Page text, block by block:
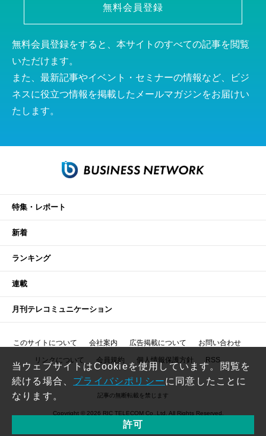
無料会員登録
無料会員登録をすると、本サイトのすべての記事を閲覧
いただけます。
また、最新記事やイベント・セミナーの情報など、ビジ
ネスに役立つ情報を掲載したメールマガジンをお届けい
たします。
特集・レポート
新着
ランキング
連載
月刊テレコミュニケーション
このサイトについて 会社案内 広告掲載について お問い合わせ
リンクについて 会員規約 個人情報保護方針 RSS
記事の無断転載を禁じます
Copyright © 2026 RIC TELECOM Co.,Ltd. All Rights Reserved.
当ウェブサイトはCookieを使用しています。閲覧を
続ける場合、 プライバシポリシーに同意したことに
なります。
許可